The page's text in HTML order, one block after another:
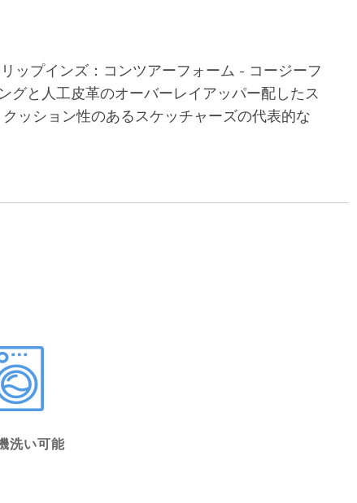
ップインズ：コンツアーフォーム - コージーフ
と人工皮革のオーバーレイアッパー配したス
ッション性のあるスケッチャーズの代表的な
洗い可能